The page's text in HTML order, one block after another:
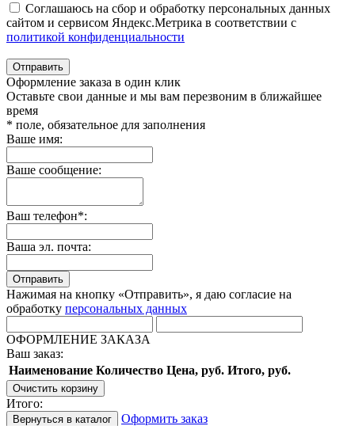
Соглашаюсь на сбор и обработку персональных данных
сайтом и сервисом Яндекс.Метрика в соответствии с
политикой конфиденциальности
Отправить
Оформление заказа в один клик
Оставьте свои данные и мы вам перезвоним в ближайшее
время
* поле, обязательное для заполнения
Ваше имя:
Ваше сообщение:
Ваш телефон*:
Ваша эл. почта:
Отправить
Нажимая на кнопку «Отправить», я даю согласие на
обработку персональных данных
ОФОРМЛЕНИЕ ЗАКАЗА
Ваш заказ:
Наименование Количество Цена, руб. Итого, руб.
Очистить корзину
Итого:
Вернуться в каталог
Оформить заказ